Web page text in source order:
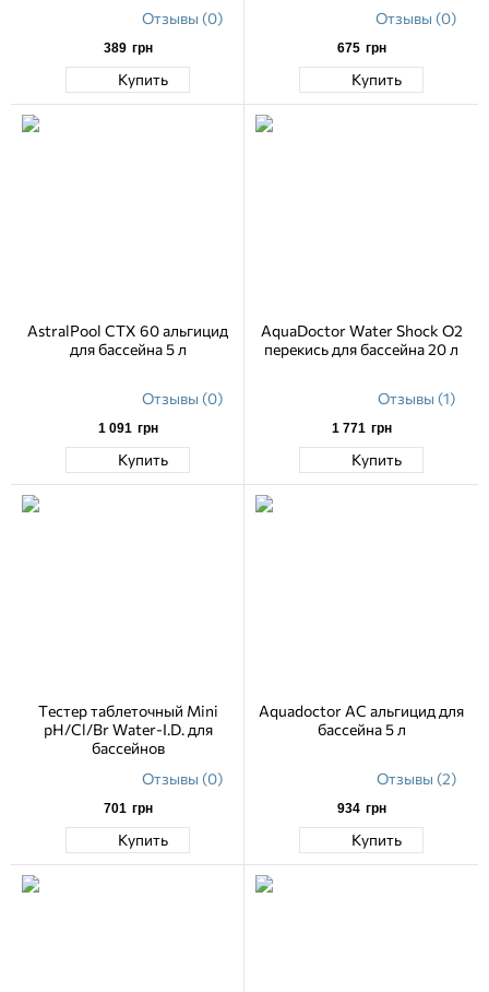
Отзывы (0)
389 грн
Купить
Отзывы (0)
675 грн
Купить
AstralPool CTX 60 альгицид
для бассейна 5 л
Отзывы (0)
1 091 грн
Купить
AquaDoctor Water Shock О2
перекись для бассейна 20 л
Отзывы (1)
1 771 грн
Купить
Тестер таблеточный Mini
pH/Cl/Br Water-I.D. для
басcейнов
Отзывы (0)
701 грн
Купить
Aquadoctor AC альгицид для
бассейна 5 л
Отзывы (2)
934 грн
Купить